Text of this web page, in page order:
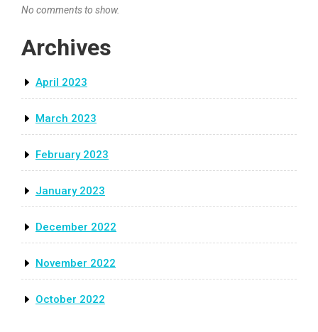
No comments to show.
Archives
April 2023
March 2023
February 2023
January 2023
December 2022
November 2022
October 2022